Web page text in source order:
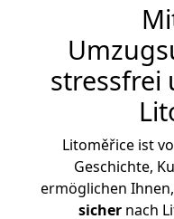
stressfrei
Litoměřice ist
Geschichte,
ermöglichen Ihnen,
sicher nach